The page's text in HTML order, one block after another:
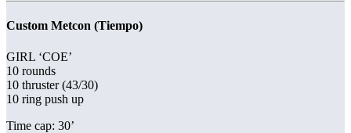
Custom Metcon (Tiempo)
GIRL ‘COE’
10 rounds
10 thruster (43/30)
10 ring push up
Time cap: 30’